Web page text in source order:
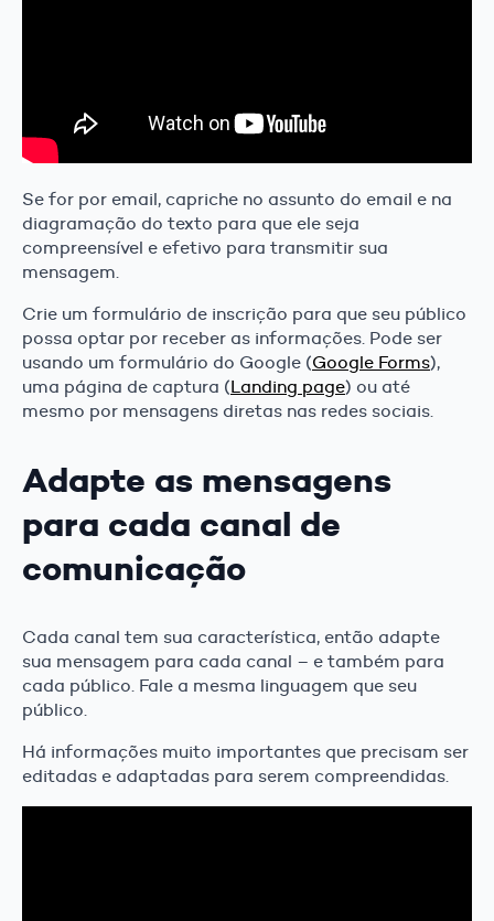
Se for por email, capriche no assunto do email e na
diagramação do texto para que ele seja
compreensível e efetivo para transmitir sua
mensagem.
Crie um formulário de inscrição para que seu público
possa optar por receber as informações. Pode ser
usando um formulário do Google (Google Forms),
uma página de captura (Landing page) ou até
mesmo por mensagens diretas nas redes sociais.
Adapte as mensagens
para cada canal de
comunicação
Cada canal tem sua característica, então adapte
sua mensagem para cada canal – e também para
cada público. Fale a mesma linguagem que seu
público.
Há informações muito importantes que precisam ser
editadas e adaptadas para serem compreendidas.